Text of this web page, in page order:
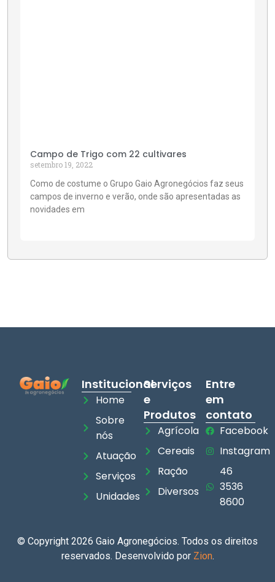
Campo de Trigo com 22 cultivares
setembro 19, 2022
Como de costume o Grupo Gaio Agronegócios faz seus
campos de inverno e verão, onde são apresentadas as
novidades em
Institucional
Home
Sobre
nós
Atuação
Serviços
Unidades
Serviços
e
Produtos
Agrícola
Cereais
Ração
Diversos
Entre
em
contato
Facebook
Instagram
46
3536
8600
© Copyright 2026 Gaio Agronegócios. Todos os direitos
reservados. Desenvolvido por Zion.